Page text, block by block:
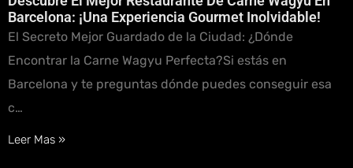
Barcelona: ¡una Experiencia Gourmet Inolvidable!
El Secreto Mejor Guardado de la Ciudad: ¿Dónde
Encontrar la Carne Wagyu Perfecta?Si estás en
Barcelona y te preguntas dónde puedes conseguir esa
c…
Leer Mas »